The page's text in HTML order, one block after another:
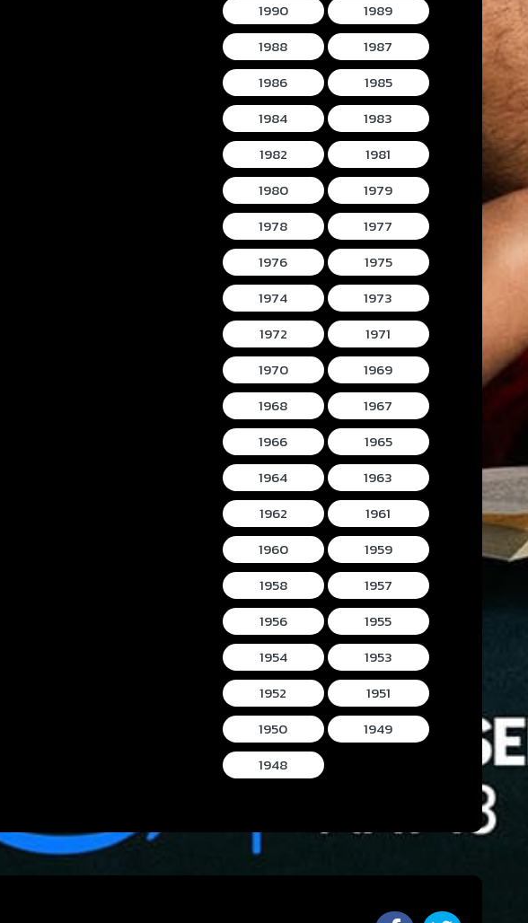
1990
1989
1988
1987
1986
1985
1984
1983
1982
1981
1980
1979
1978
1977
1976
1975
1974
1973
1972
1971
1970
1969
1968
1967
1966
1965
1964
1963
1962
1961
1960
1959
1958
1957
1956
1955
1954
1953
1952
1951
1950
1949
1948